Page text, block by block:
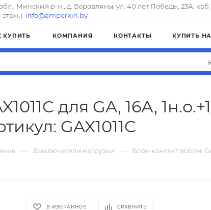
Минский р-н., д. Боровляны, ул. 40 лет Победы, 23А,
этаж.) info@amperkin.by
КУПИТЬ КОМПАНИЯ КОНТАКТЫ КУПИТЬ НА
для GA, 16А,
GAX1011C
— Выключатели нагрузки — Блок-контакт вспом.
В ИЗБРАННОЕ СРАВНИТЬ